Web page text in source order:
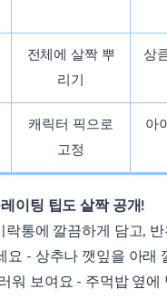
전체에 살짝 뿌
리기
상
캐릭터 픽으로
고정
아
이팅 팁도 살짝 공개!
락통에 깔끔하게 담고, 반
요 - 상추나 깻잎을 아래
워 보여요 - 주먹밥 옆에